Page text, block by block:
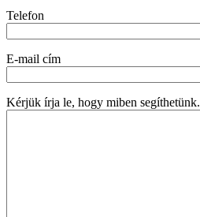
Telefon
E-mail cím
Kérjük írja le, hogy miben segíthetünk.